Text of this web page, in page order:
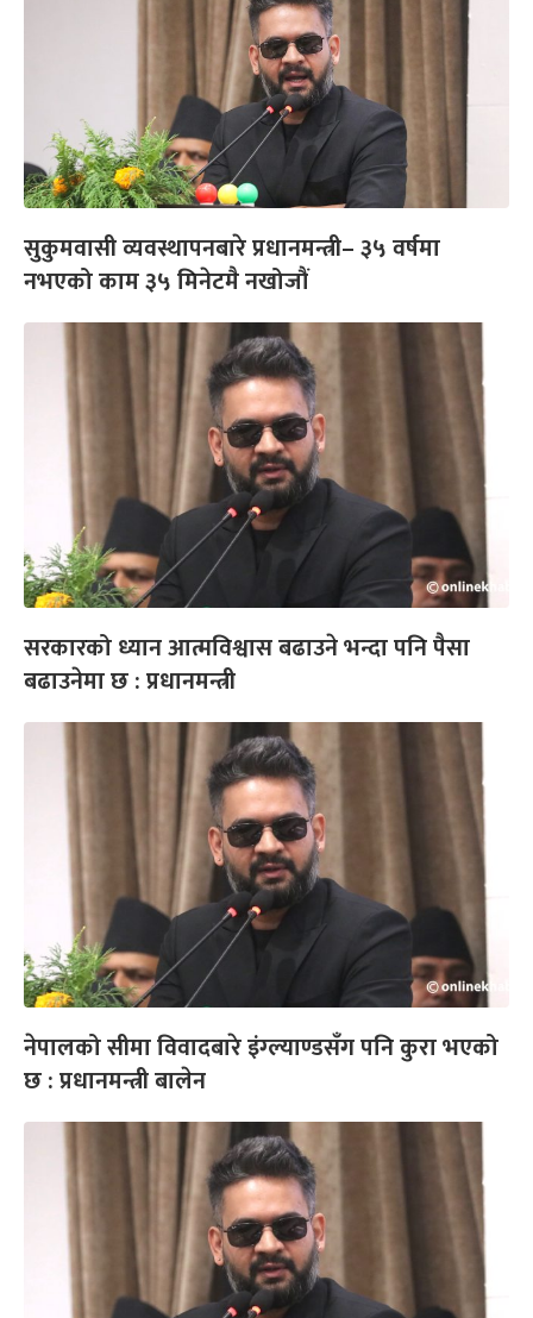
सुकुमवासी व्यवस्थापनबारे प्रधानमन्त्री– ३५ वर्षमा
नभएको काम ३५ मिनेटमै नखोजौं
सरकारको ध्यान आत्मविश्वास बढाउने भन्दा पनि पैसा
बढाउनेमा छ : प्रधानमन्त्री
नेपालको सीमा विवादबारे इंग्ल्याण्डसँग पनि कुरा भएको
छ : प्रधानमन्त्री बालेन